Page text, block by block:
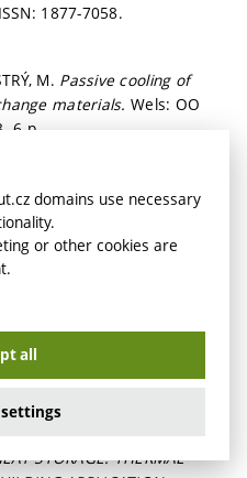
ISSN: 1877-7058.
M. Passive cooling of
materials.Wels: OO
6 p.
T.; OSTRÝ, M.
of a solar air heating
storage. In
Conference on
in Buildings.
D.; PŘIKRYL, R.;
STORAGE: THERMAL
domains use necessary
or other cookies are
all
settings